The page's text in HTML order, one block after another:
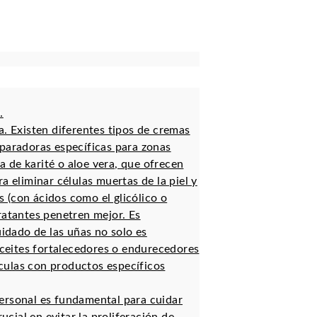
Existen diferentes tipos de cremas
específicas para zonas
de karité o aloe vera, que ofrecen
eliminar células muertas de la piel y
(con ácidos como el glicólico o
penetren mejor. Es
de las uñas no solo es
fortalecedores o endurecedores
con productos específicos
es fundamental para cuidar